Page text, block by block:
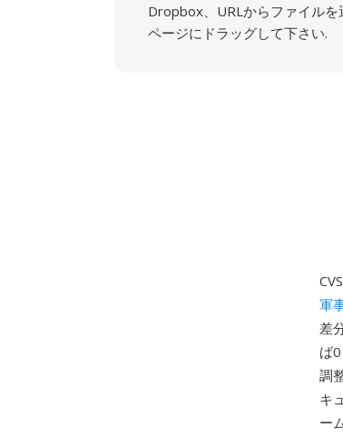
Dropbox、URLからファイルを
ページにドラッグして下さい.
軍
差
ば
調
キ
ー